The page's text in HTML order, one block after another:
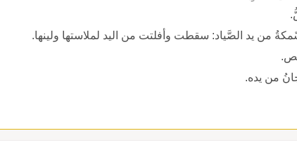
من يد الصَّياد: سقطت وأفلتت من اليد لملاستها ولينها.
من يده.